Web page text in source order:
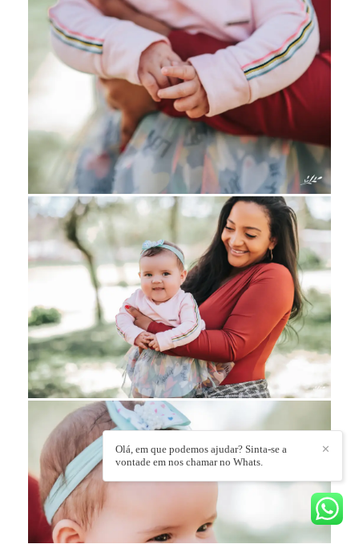
✕
Olá, em que podemos ajudar? Sinta-se a
vontade em nos chamar no Whats.